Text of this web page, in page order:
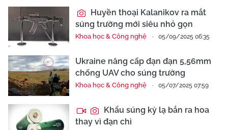
Huyền thoại Kalanikov ra mắt
súng trường mới siêu nhỏ gọn
Khoa học & Công nghệ 05/09/2025 06:35
Ukraine nâng cấp đạn đạn 5,56mm
chống UAV cho súng trường
Khoa học & Công nghệ 05/07/2025 07:59
Khẩu súng kỳ lạ bắn ra hoa
thay vì đạn chì